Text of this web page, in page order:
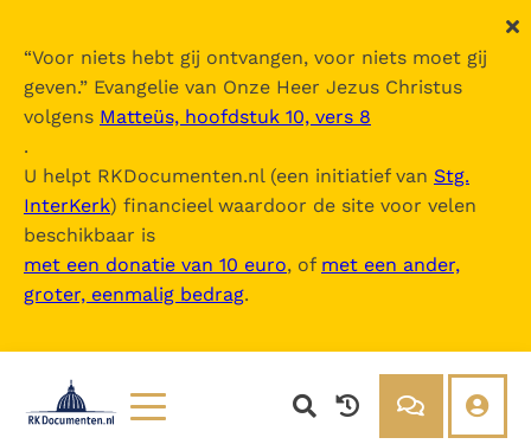
“Voor niets hebt gij ontvangen, voor niets moet gij
geven.” Evangelie van Onze Heer Jezus Christus
volgens Matteüs, hoofdstuk 10, vers 8
.
U helpt RKDocumenten.nl (een initiatief van Stg.
InterKerk) financieel waardoor de site voor velen
beschikbaar is
met een donatie van 10 euro, of met een ander,
groter, eenmalig bedrag.
Catechismus van de Katholieke Kerk
Inhoudsopgave
uitklappen
- Intro
1065)
- EERSTE SECTIE - "Ik geloof" -
"Wij geloven" (26-184)
- TWEEDE SECTIE De belijdenis